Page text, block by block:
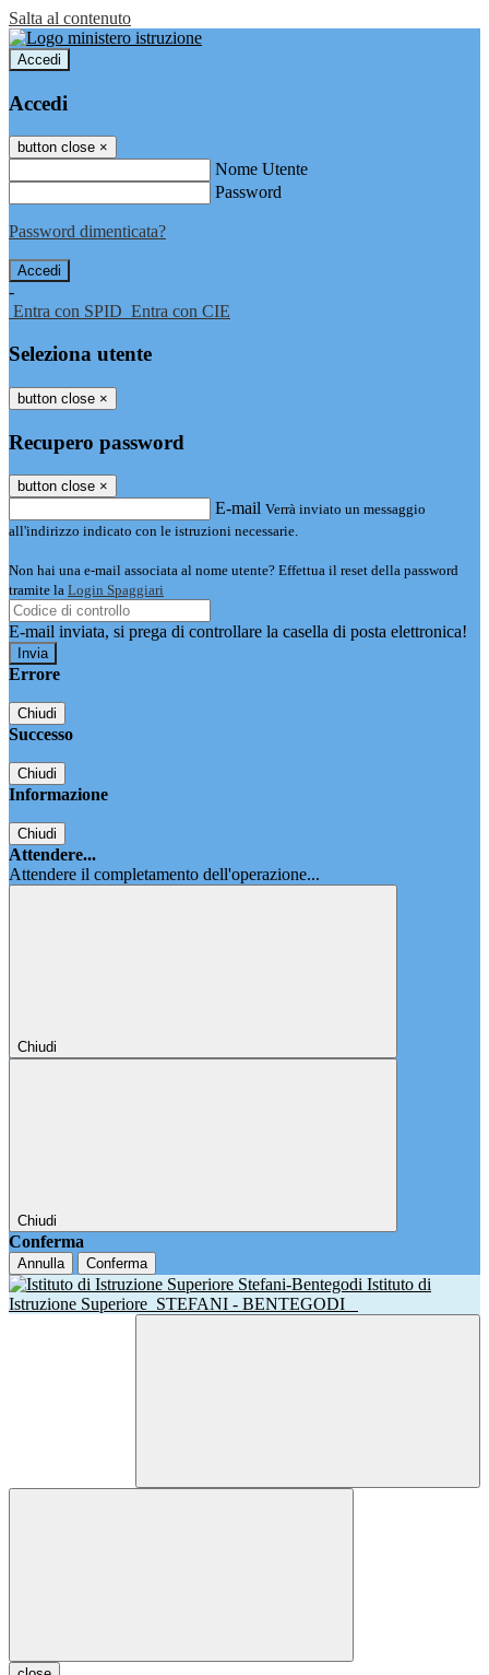
Salta al contenuto
Accedi
Accedi
button close ×
Nome Utente
Password
Password dimenticata?
-
Entra con SPID Entra con CIE
Seleziona utente
button close ×
Recupero password
button close ×
E-mail Verrà inviato un messaggio
all'indirizzo indicato con le istruzioni necessarie.
Non hai una e-mail associata al nome utente? Effettua il reset della password
tramite la Login Spaggiari
E-mail inviata, si prega di controllare la casella di posta elettronica!
Errore
Chiudi
Successo
Chiudi
Informazione
Chiudi
Attendere...
Attendere il completamento dell'operazione...
Chiudi
Chiudi
Conferma
Annulla Conferma
Istituto di
Istruzione Superiore STEFANI - BENTEGODI